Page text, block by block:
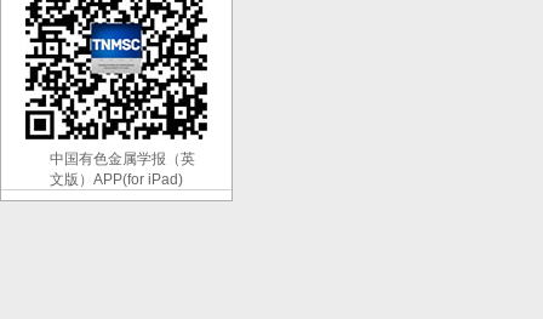
中国有色金属学报（英
文版）APP(for iPad)